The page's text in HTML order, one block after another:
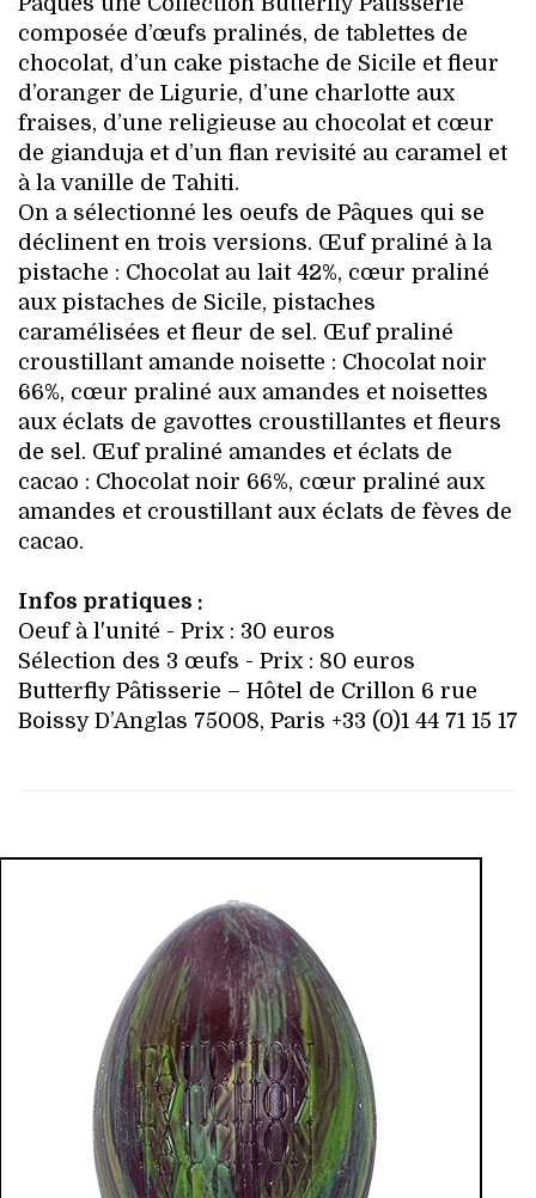
composée d’œufs pralinés, de tablettes de
chocolat, d’un cake pistache de Sicile et fleur
d’oranger de Ligurie, d’une charlotte aux
fraises, d’une religieuse au chocolat et cœur
de gianduja et d’un flan revisité au caramel et
à la vanille de Tahiti.
On a sélectionné les oeufs de Pâques qui se
déclinent en trois versions. Œuf praliné à la
pistache : Chocolat au lait 42%, cœur praliné
aux pistaches de Sicile, pistaches
caramélisées et fleur de sel. Œuf praliné
croustillant amande noisette : Chocolat noir
66%, cœur praliné aux amandes et noisettes
aux éclats de gavottes croustillantes et fleurs
de sel. Œuf praliné amandes et éclats de
cacao : Chocolat noir 66%, cœur praliné aux
amandes et croustillant aux éclats de fèves de
cacao.
Infos pratiques :
Oeuf à l'unité - Prix : 30 euros
Sélection des 3 œufs - Prix : 80 euros
Butterfly Pâtisserie – Hôtel de Crillon 6 rue
Boissy D’Anglas 75008, Paris +33 (0)1 44 71 15 17